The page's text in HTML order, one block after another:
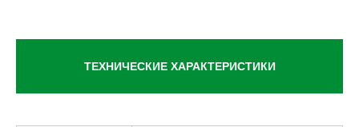
ТЕХНИЧЕСКИЕ ХАРАКТЕРИСТИКИ